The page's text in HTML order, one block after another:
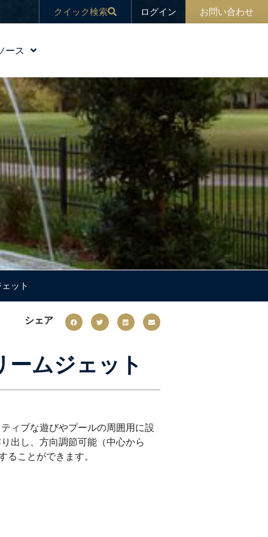
クイック検索 ログイン お問い合わせ
ース
グ
ース
ット
シェア
ムジェット
ィブな遊びやプールの周囲用に設
出し、方向調節可能（中心から
ることができます。